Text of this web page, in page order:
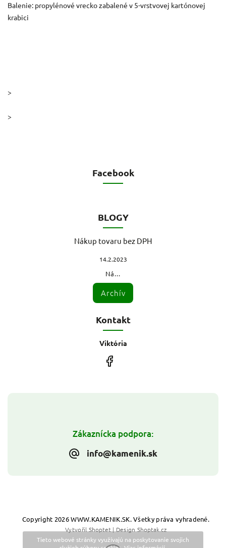
Tieto webové stránky využívajú na poskytovanie svojich
Balenie: propylénové vrecko zabalené v 5-vrstvovej kartónovej
krabici
>
>
Zákaznícka podpora:
info@kamenik.sk
Facebook
BLOGY
Nákup tovaru bez DPH
14.2.2023
Ná...
Archív
Kontakt
Viktória
Copyright 2026WWW.KAMENIK.SK. Všetky práva vyhradené.
VytvořilShoptet| DesignShoptak.cz